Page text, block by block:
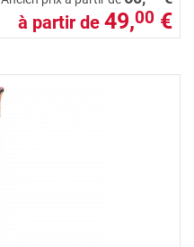
à partir de 49,00 €